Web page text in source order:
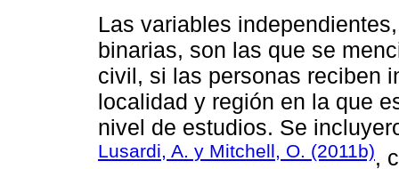
Las variables
binarias, son las que se
civil, si las personas reciben
localidad y región en la que
nivel de estudios. Se
Lusardi, A. y Mitchell, O. (2011b),